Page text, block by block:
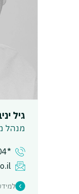
גיל
מנהל
*6004